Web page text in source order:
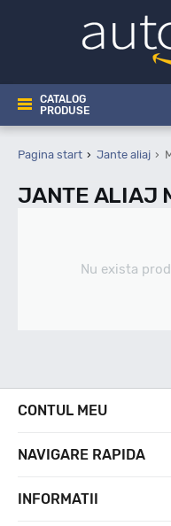
CATALOG
PRODUSE
Pagina start Jante aliaj
JANTE ALIAJ
Nu exista
CONTUL MEU
NAVIGARE RAPIDA
INFORMATII